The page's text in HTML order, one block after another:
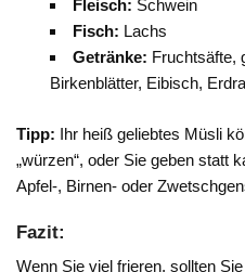
Fleisch: Schwein
Fisch: Lachs
Getränke: Fruchtsäfte,
Birkenblätter, Eibisch,
Tipp: Ihr heiß geliebtes Müsli
„würzen“, oder Sie geben statt
Apfel-, Birnen- oder
Fazit:
Wenn Sie viel frieren, sollten